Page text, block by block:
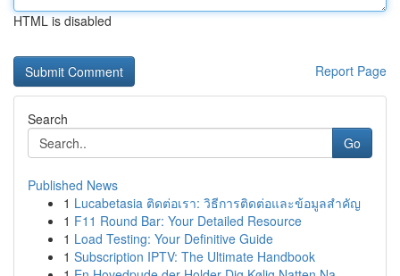
HTML is disabled
Report Page
Search
Go
Published News
1 Lucabetasia ติดต่อเรา: วิธีการติดต่อและข้อมูลสำคัญ
1 F11 Round Bar: Your Detailed Resource
1 Load Testing: Your Definitive Guide
1 Subscription IPTV: The Ultimate Handbook